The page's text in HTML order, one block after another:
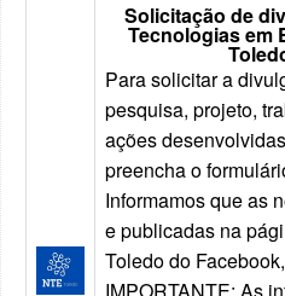
Solicitação de
Tecnologias em
Para solicitar a
pesquisa, projeto,
ações
preencha o
Informamos que as
e publicadas na
Toledo do